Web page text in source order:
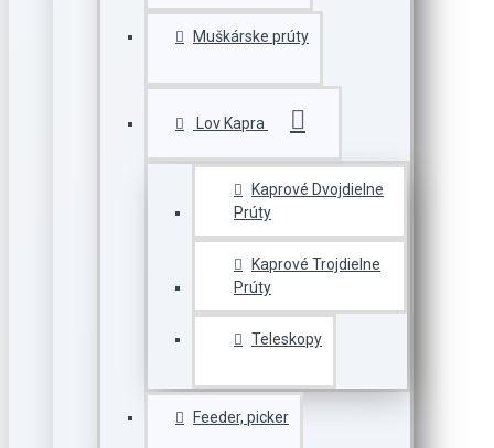
Muškárske prúty
Lov Kapra
Kaprové Dvojdielne
Prúty
Kaprové Trojdielne
Prúty
Teleskopy
Feeder, picker